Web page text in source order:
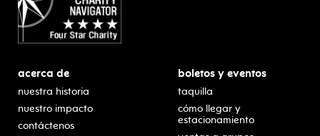
acerca de
nuestra historia
nuestro impacto
contáctenos
boletos y eventos
taquilla
cómo llegar y
estacionamiento